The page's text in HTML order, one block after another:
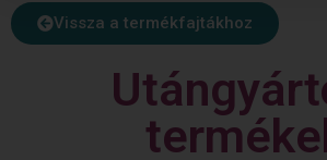
Vissza a termékfajtákhoz